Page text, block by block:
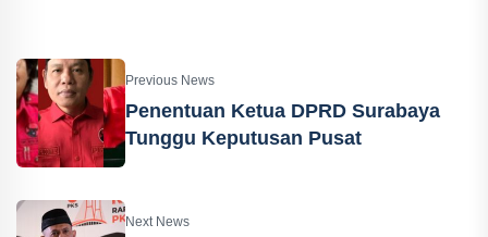
Previous News
Penentuan Ketua DPRD Surabaya
Tunggu Keputusan Pusat
Next News